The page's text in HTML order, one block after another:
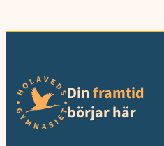
Dinframtid
börjar här